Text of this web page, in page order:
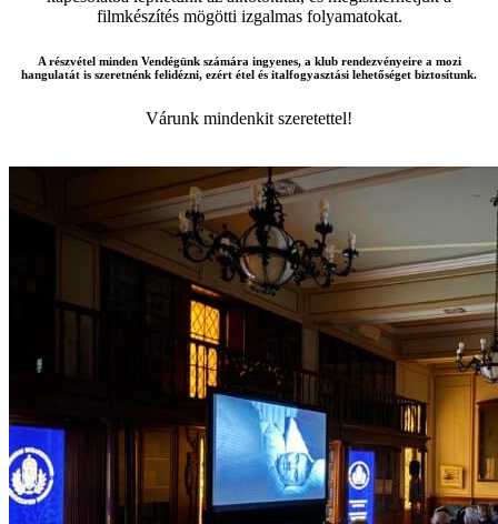
filmkészítés mögötti izgalmas folyamatokat.
A részvétel minden Vendégünk számára ingyenes, a klub rendezvényeire a mozi
hangulatát is szeretnénk felidézni, ezért étel és italfogyasztási lehetőséget biztosítunk.
Várunk mindenkit szeretettel!